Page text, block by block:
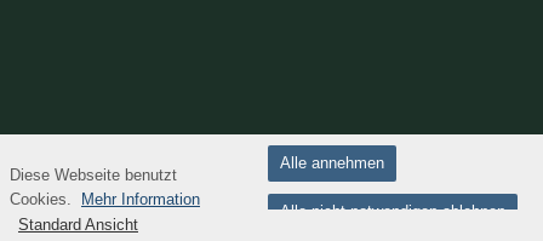
Standard Ansicht
Diese Webseite benutzt
Cookies.
Mehr Information
Alle annehmen
Alle nicht notwendigen ablehnen